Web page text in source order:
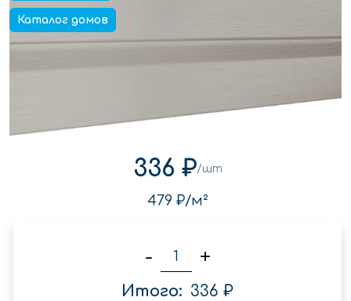
Каталог домов
336 ₽/шт
479 ₽/м²
- +
Итого: 336 ₽